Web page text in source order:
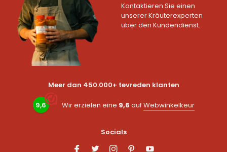
Kontaktieren Sie einen
unserer Kräuterexperten
über den Kundendienst.
Meer dan 450.000+ tevreden klanten
9,6 Wir erzielen eine 9,6 aufWebwinkelkeur
Socials